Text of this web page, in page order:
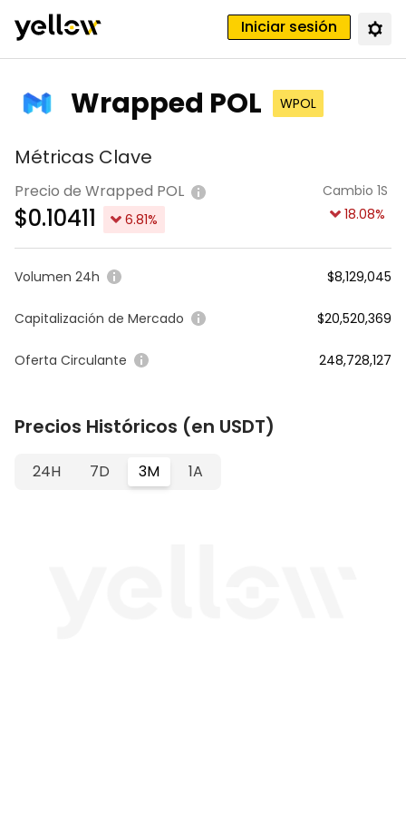
Iniciar sesión
Wrapped POL WPOL
Métricas Clave
Precio de Wrapped POL
$0.10411 6.81%
Cambio 1S
18.08%
Volumen 24h $8,129,045
Capitalización de Mercado $20,520,369
Oferta Circulante 248,728,127
Precios Históricos (en USDT)
24H 7D 3M 1A